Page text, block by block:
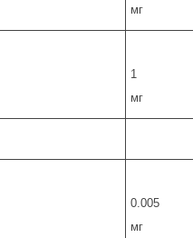
мг
1
мг
0.005
мг